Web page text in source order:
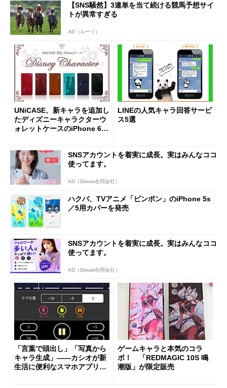
【SNS騒然】3連単を当て続ける競馬予想サイ
トが異常すぎる
AD（ルーツ）
UNiCASE、新キャラを追加し
たディズニーキャラクターウ
ォレットケースのiPhone 6版
LINEの人気キャラ回答サービ
ス5選
SNSアカウントを着実に成長。実はみんなココ
使ってます。
AD（Dreaw合同会社）
ハクバ、TVアニメ「ピンポン」のiPhone 5s
／5用カバーを発売
SNSアカウントを着実に成長。実はみんなココ
使ってます。
AD（Dreaw合同会社）
「言葉で頭出し」「写真から
キャラ生成」――カシオが新
生活に便利なスマホアプリ2
ゲームキャラと本気のコラ
ボ！ 「REDMAGIC 10S 鳴
潮版」が限定販売